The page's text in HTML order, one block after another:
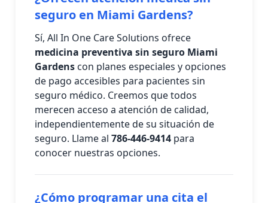
seguro en Miami Gardens?
Sí, All In One Care Solutions ofrece
medicina preventiva sin seguro Miami
Gardens con planes especiales y opciones
de pago accesibles para pacientes sin
seguro médico. Creemos que todos
merecen acceso a atención de calidad,
independientemente de su situación de
seguro. Llame al 786-446-9414 para
conocer nuestras opciones.
¿Cómo programar una cita el